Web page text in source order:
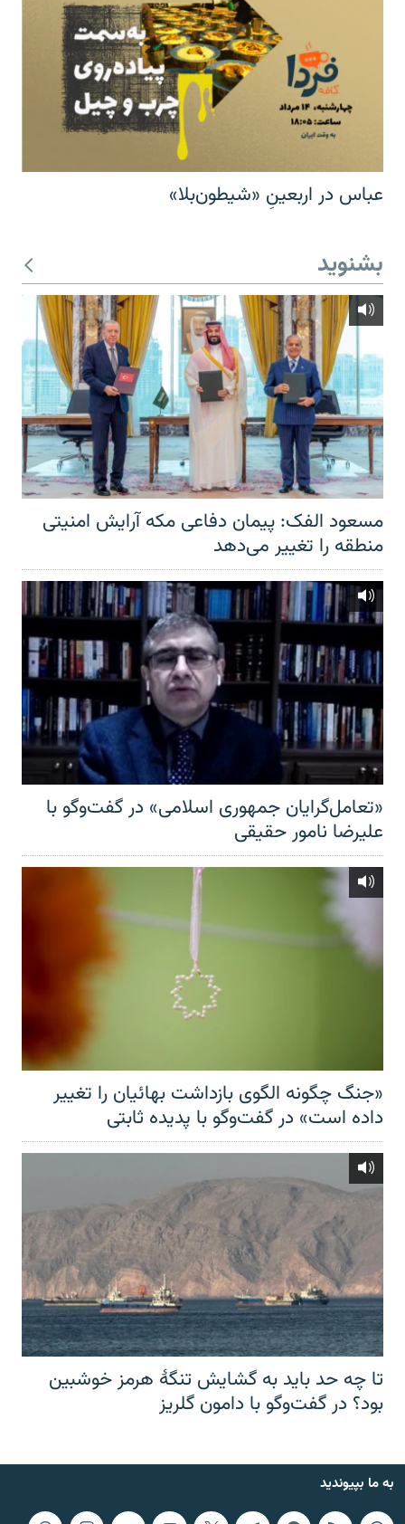
عباس در اربعینِ «شیطون‌بلا»
بشنوید
مسعود الفک: پیمان دفاعی مکه آرایش امنیتی
منطقه را تغییر می‌دهد
«تعامل‌گرایان جمهوری اسلامی» در گفت‌وگو با
علیرضا نامور حقیقی
«جنگ چگونه الگوی بازداشت بهائیان را تغییر
داده است» در گفت‌وگو با پدیده ثابتی
تا چه حد باید به گشایش تنگهٔ هرمز خوشبین
بود؟ در گفت‌وگو با دامون گلریز
به ما بپیوندید